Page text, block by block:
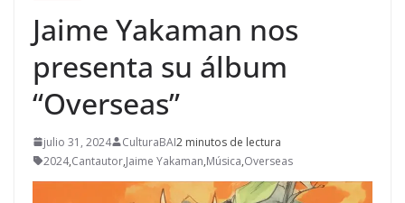
Jaime Yakaman nos
presenta su álbum
“Overseas”
julio 31, 2024 CulturaBAI2 minutos de lectura
2024,Cantautor,Jaime Yakaman,Música,Overseas